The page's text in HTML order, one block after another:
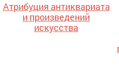
Атрибуция антиквариата
и произведений
искусства